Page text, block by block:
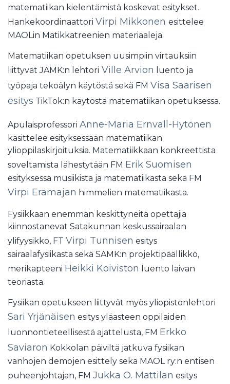
matematiikan kielentämistä koskevat esitykset.
Hankekoordinaattori Virpi Mikkonen esittelee
MAOLin Matikkatreenien materiaaleja.
Matematiikan opetuksen uusimpiin virtauksiin
liittyvät JAMK:n lehtori Ville Arvion
luento ja
työpaja tekoälyn käytöstä sekä FM Visa Saarisen
esitys TikTok:n käytöstä matematiikan opetuksessa.
Apulaisprofessori Anne-Maria Ernvall-Hytönen
käsittelee esityksessään matematiikan
ylioppilaskirjoituksia. Matematiikkaan konkreettista
soveltamista lähestytään FM Erik Suomisen
esityksessä musiikista ja matematiikasta sekä FM
Virpi Erämajan himmelien matematiikasta.
Fysiikkaan enemmän keskittyneitä opettajia
kiinnostanevat Satakunnan keskussairaalan
ylifyysikko, FT Virpi Tunnisen esitys
sairaalafysiikasta sekä SAMK:n projektipäällikkö,
merikapteeni Heikki Koiviston
luento laivan
teoriasta.
Fysiikan opetukseen liittyvät myös yliopistonlehtori
Sari Yrjänäisen esitys yläasteen oppilaiden
luonnontieteellisestä ajattelusta, FM Erkko
Saviaron Kokkolan päiviltä jatkuva fysiikan
vanhojen demojen esittely sekä MAOL ry:n entisen
puheenjohtajan, FM Jukka O. Mattilan esitys